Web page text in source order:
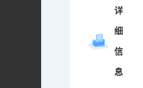
详
细
信
息